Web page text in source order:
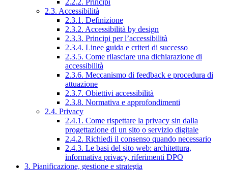
2.2.2. Principi
2.3. Accessibilità
2.3.1. Definizione
2.3.2. Accessibilità by design
2.3.3. Principi per l’accessibilità
2.3.4. Linee guida e criteri di successo
2.3.5. Come rilasciare una dichiarazione di
accessibilità
2.3.6. Meccanismo di feedback e procedura di
attuazione
2.3.7. Obiettivi accessibilità
2.3.8. Normativa e approfondimenti
2.4. Privacy
2.4.1. Come rispettare la privacy sin dalla
progettazione di un sito o servizio digitale
2.4.2. Richiedi il consenso quando necessario
2.4.3. Le basi del sito web: architettura,
informativa privacy, riferimenti DPO
3. Pianificazione, gestione e strategia